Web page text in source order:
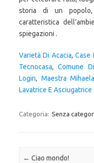
Varietà Di Acacia,Case
Tecnocasa,Comune
Login, Maestra
Lavatrice E Asciugatrice
Categoria: Senza
Navigazione articolo
← Ciao mondo!